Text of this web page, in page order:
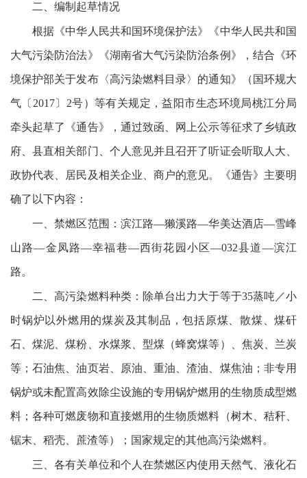
二、编制起草情况
根据《中华人民共和国环境保护法》《中华人民共和国
大气污染防治法》《湖南省大气污染防治条例》，结合《环
境保护部关于发布〈高污染燃料目录〉的通知》（国环规大
气〔2017〕2号）等有关规定，益阳市生态环境局桃江分局
牵头起草了《通告》，通过致函、网上公示等征求了乡镇政
府、县直相关部门、个人意见并且召开了听证会听取人大、
政协代表、居民及相关企业、商户的意见。《通告》主要明
确了以下内容：
一、禁燃区范围：滨江路—獭溪路—华美达酒店—雪峰
山路—金凤路—幸福巷—西街花园小区—032县道—滨江
路。
二、高污染燃料种类：除单台出力大于等于35蒸吨／小
时锅炉以外燃用的煤炭及其制品，包括原煤、散煤、煤矸
石、煤泥、煤粉、水煤浆、型煤（蜂窝煤等）、焦炭、兰炭
等；石油焦、油页岩、原油、重油、渣油、煤焦油；非专用
锅炉或未配置高效除尘设施的专用锅炉燃用的生物质成型燃
料；各种可燃废物和直接燃用的生物质燃料（树木、秸秆、
锯末、稻壳、蔗渣等）；国家规定的其他高污染燃料。
三、各有关单位和个人在禁燃区内使用天然气、液化石